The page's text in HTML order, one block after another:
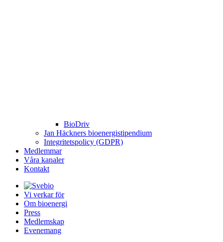
BioDriv
Jan Häckners bioenergistipendium
Integritetspolicy (GDPR)
Medlemmar
Våra kanaler
Kontakt
Vi verkar för
Om bioenergi
Press
Medlemskap
Evenemang